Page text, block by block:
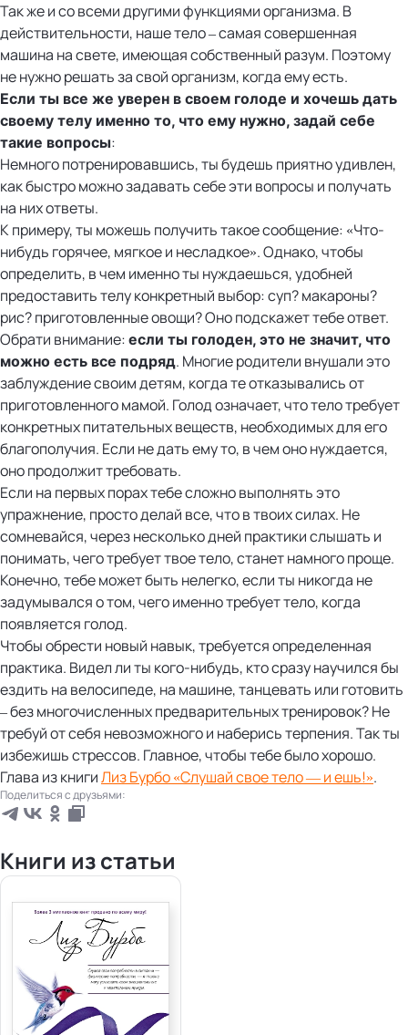
Так же и со всеми другими функциями организма. В
действительности, наше тело – самая совершенная
машина на свете, имеющая собственный разум. Поэтому
не нужно решать за свой организм, когда ему есть.
Если ты все же уверен в своем голоде и хочешь дать
своему телу именно то, что ему нужно, задай себе
такие вопросы:
Немного потренировавшись, ты будешь приятно удивлен,
как быстро можно задавать себе эти вопросы и получать
на них ответы.
К примеру, ты можешь получить такое сообщение: «Что-
нибудь горячее, мягкое и несладкое». Однако, чтобы
определить, в чем именно ты нуждаешься, удобней
предоставить телу конкретный выбор: суп? макароны?
рис? приготовленные овощи? Оно подскажет тебе ответ.
Обрати внимание: если ты голоден, это не значит, что
можно есть все подряд. Многие родители внушали это
заблуждение своим детям, когда те отказывались от
приготовленного мамой. Голод означает, что тело требует
конкретных питательных веществ, необходимых для его
благополучия. Если не дать ему то, в чем оно нуждается,
оно продолжит требовать.
Если на первых порах тебе сложно выполнять это
упражнение, просто делай все, что в твоих силах. Не
сомневайся, через несколько дней практики слышать и
понимать, чего требует твое тело, станет намного проще.
Конечно, тебе может быть нелегко, если ты никогда не
задумывался о том, чего именно требует тело, когда
появляется голод.
Чтобы обрести новый навык, требуется определенная
практика. Видел ли ты кого-нибудь, кто сразу научился бы
ездить на велосипеде, на машине, танцевать или готовить
– без многочисленных предварительных тренировок? Не
требуй от себя невозможного и наберись терпения. Так ты
избежишь стрессов. Главное, чтобы тебе было хорошо.
Глава из книгиЛиз Бурбо «Слушай свое тело — и ешь!».
Поделиться с друзьями:
Книги из статьи